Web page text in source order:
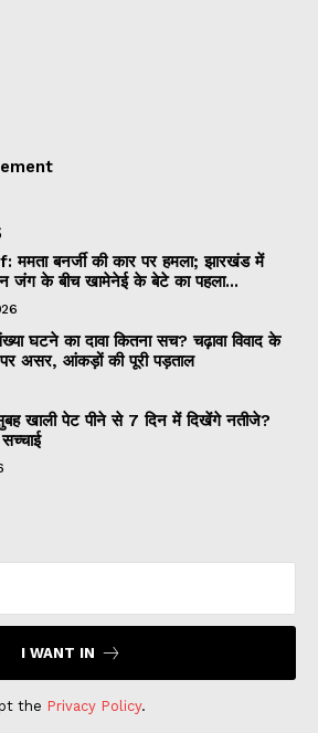
बनर्जी की कार पर हमला; झारखंड में
जंग के बीच खामेनेई के बेटे का पहला...
घटने का दावा कितना सच? चढ़ावा विवाद के
पर असर, आंकड़ों की पूरी पड़ताल
खाली पेट पीने से 7 दिन में दिखेंगे नतीजे?
I WANT IN
the Privacy Policy.